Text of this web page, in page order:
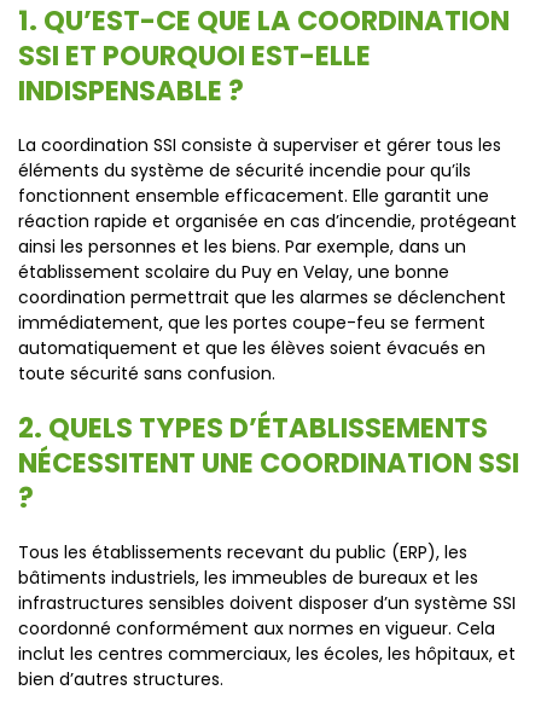
1. QU’EST-CE QUE LA COORDINATION
SSI ET POURQUOI EST-ELLE
INDISPENSABLE ?
La coordination SSI consiste à superviser et gérer tous les
éléments du système de sécurité incendie pour qu’ils
fonctionnent ensemble efficacement. Elle garantit une
réaction rapide et organisée en cas d’incendie, protégeant
ainsi les personnes et les biens. Par exemple, dans un
établissement scolaire du Puy en Velay, une bonne
coordination permettrait que les alarmes se déclenchent
immédiatement, que les portes coupe-feu se ferment
automatiquement et que les élèves soient évacués en
toute sécurité sans confusion.
2. QUELS TYPES D’ÉTABLISSEMENTS
NÉCESSITENT UNE COORDINATION SSI
?
Tous les établissements recevant du public (ERP), les
bâtiments industriels, les immeubles de bureaux et les
infrastructures sensibles doivent disposer d’un système SSI
coordonné conformément aux normes en vigueur. Cela
inclut les centres commerciaux, les écoles, les hôpitaux, et
bien d’autres structures.